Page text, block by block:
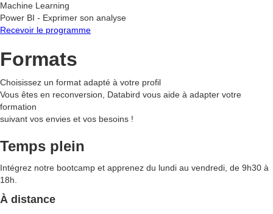
Machine Learning
Power BI - Exprimer son analyse
Recevoir le programme
Formats
Choisissez un format adapté à votre profil
Vous êtes en reconversion, Databird vous aide à adapter votre
formation
suivant vos envies et vos besoins !
Temps plein
Intégrez notre bootcamp et apprenez du lundi au vendredi, de 9h30 à
18h.
À distance